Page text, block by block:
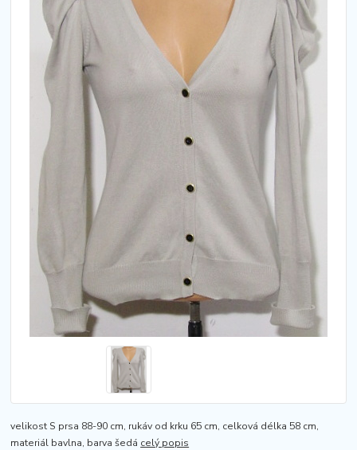
velikost S prsa 88-90 cm, rukáv od krku 65 cm, celková délka 58 cm,
materiál bavlna, barva šedá celý popis